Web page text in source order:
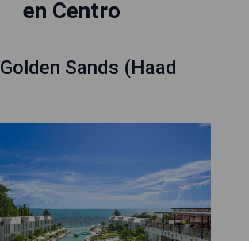
en Centro
Sands (Haad